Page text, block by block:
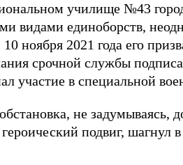
училище №43
видами единоборств,
ноября 2021 года его
срочной службы
участие в специальной
не задумываясь,
подвиг, шагнул в